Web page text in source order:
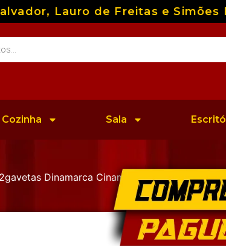
Lauro de Freitas e
Cozinha Sala
Dinamarca Cinamomo/ Off – Tcil